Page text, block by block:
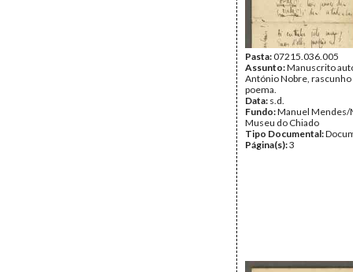
Pasta:07215.036.005
Assunto:Manuscrito
António Nobre, rascunho
poema.
Data: s.d.
Fundo:Manuel Mendes/
Museu do Chiado
Tipo Documental:
Página(s):3